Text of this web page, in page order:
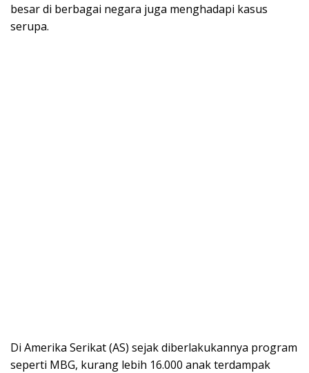
besar di berbagai negara juga menghadapi kasus
serupa.
Di Amerika Serikat (AS) sejak diberlakukannya program
seperti MBG, kurang lebih 16.000 anak terdampak